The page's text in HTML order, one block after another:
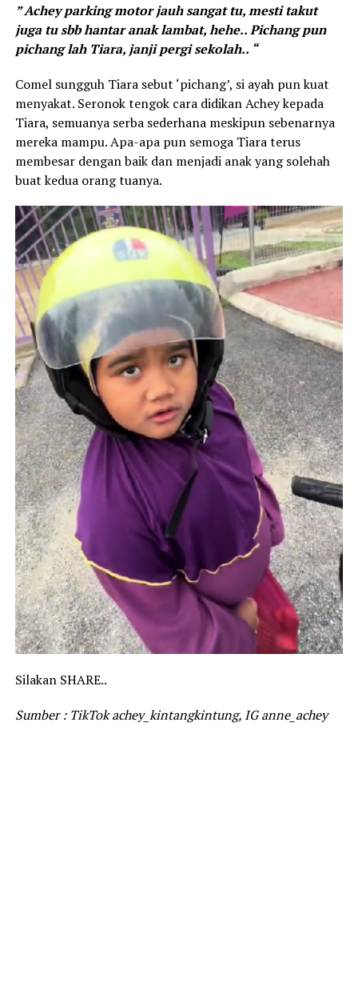
” Achey parking motor jauh sangat tu, mesti takut
juga tu sbb hantar anak lambat, hehe.. Pichang pun
pichang lah Tiara, janji pergi sekolah.. “
Comel sungguh Tiara sebut ‘pichang’, si ayah pun kuat
menyakat. Seronok tengok cara didikan Achey kepada
Tiara, semuanya serba sederhana meskipun sebenarnya
mereka mampu. Apa-apa pun semoga Tiara terus
membesar dengan baik dan menjadi anak yang solehah
buat kedua orang tuanya.
Silakan SHARE..
Sumber : TikTok achey_kintangkintung, IG anne_achey